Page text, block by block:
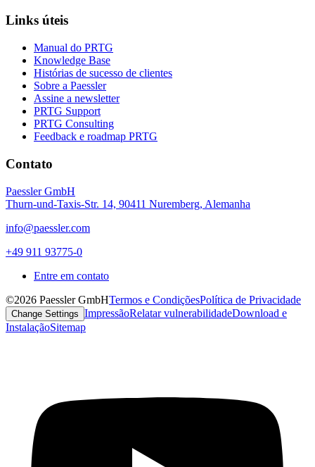
Links úteis
Manual do PRTG
Knowledge Base
Histórias de sucesso de clientes
Sobre a Paessler
Assine a newsletter
PRTG Support
PRTG Consulting
Feedback e roadmap PRTG
Contato
Paessler GmbH
Thurn-und-Taxis-Str. 14, 90411 Nuremberg, Alemanha
info@paessler.com
+49 911 93775-0
Entre em contato
©2026 Paessler GmbHTermos e CondiçõesPolítica de Privacidade
Change Settings ImpressãoRelatar vulnerabilidadeDownload e
InstalaçãoSitemap